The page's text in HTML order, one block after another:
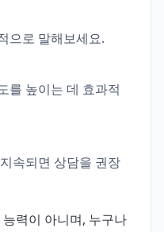
으로 말해보세요.
를 높이는 데 효과적
속되면 상담을 권장
력이 아니며, 누구나